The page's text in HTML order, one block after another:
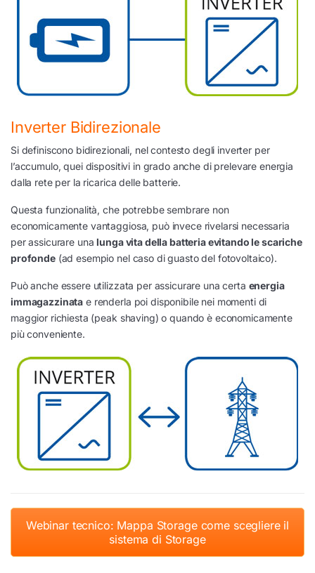
Inverter Bidirezionale
Si definiscono bidirezionali, nel contesto degli inverter per
l’accumulo, quei dispositivi in grado anche di prelevare energia
dalla rete per la ricarica delle batterie.
Questa funzionalità, che potrebbe sembrare non
economicamente vantaggiosa, può invece rivelarsi necessaria
per assicurare unalunga vita della batteria evitando le scariche
profonde(ad esempio nel caso di guasto del fotovoltaico).
Può anche essere utilizzata per assicurare una certa energia
immagazzinata e renderla poi disponibile nei momenti di
maggior richiesta (peak shaving) o quando è economicamente
più conveniente.
Webinar tecnico: Mappa Storage come scegliere il
sistema di Storage